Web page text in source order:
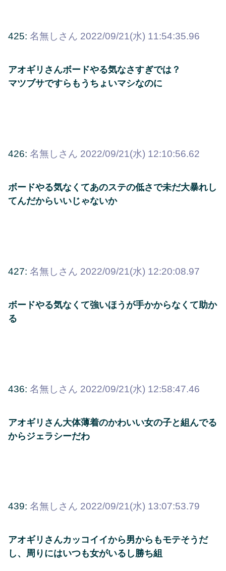
425: 名無しさん 2022/09/21(水) 11:54:35.96
アオギリさんボードやる気なさすぎでは？
マツブサですらもうちょいマシなのに
426: 名無しさん 2022/09/21(水) 12:10:56.62
ボードやる気なくてあのステの低さで未だ大暴れし
てんだからいいじゃないか
427: 名無しさん 2022/09/21(水) 12:20:08.97
ボードやる気なくて強いほうが手かからなくて助か
る
436: 名無しさん 2022/09/21(水) 12:58:47.46
アオギリさん大体薄着のかわいい女の子と組んでる
からジェラシーだわ
439: 名無しさん 2022/09/21(水) 13:07:53.79
アオギリさんカッコイイから男からもモテそうだ
し、周りにはいつも女がいるし勝ち組